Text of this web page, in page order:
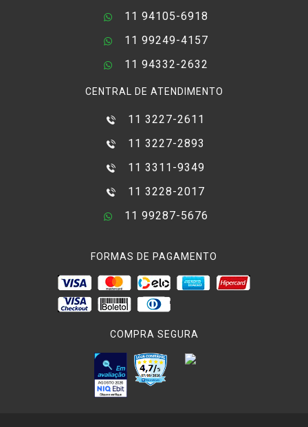
11 94105-6918
11 99249-4157
11 94332-2632
CENTRAL DE ATENDIMENTO
11 3227-2611
11 3227-2893
11 3311-9349
11 3228-2017
11 99287-5676
FORMAS DE PAGAMENTO
COMPRA SEGURA